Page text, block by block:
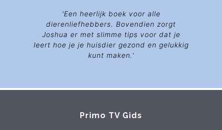
'Een heerlijk boek voor alle
dierenliefhebbers. Bovendien zorgt
Joshua er met slimme tips voor dat je
leert hoe je je huisdier gezond en gelukkig
kunt maken.'
Primo TV Gids